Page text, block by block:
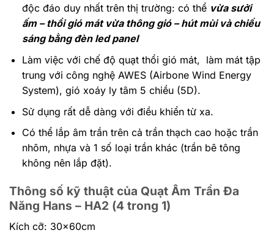
độc đáo duy nhất trên thị trường: có thể vừa sưởi
ấm – thổi gió mát vừa thông gió – hút mùi và chiếu
sáng bằng đèn led panel
Làm việc với chế độ quạt thổi gió mát, làm mát tập
trung với công nghệ AWES (Airbone Wind Energy
System), gió xoáy ly tâm 5 chiều (5D).
Sử dụng rất dễ dàng với điều khiển từ xa.
Có thể lắp âm trần trên cả trần thạch cao hoặc trần
nhôm, nhựa và 1 số loại trần khác (trần bê tông
không nên lắp đặt).
Thông số kỹ thuật của Quạt Âm Trần Đa
Năng Hans – HA2 (4 trong 1)
Kích cỡ: 30x60cm